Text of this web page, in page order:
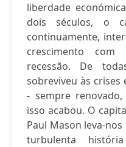
liberdade
dois séculos, o
continuamente,
crescimento com
recessão. De
sobreviveu às
- sempre
isso acabou. O
Paul Mason leva-
turbulenta